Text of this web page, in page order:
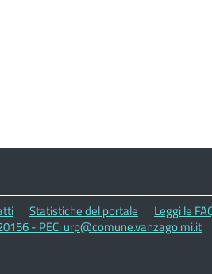
Statistiche del portale Leggi le
- PEC: urp@comune.vanzago.mi.it